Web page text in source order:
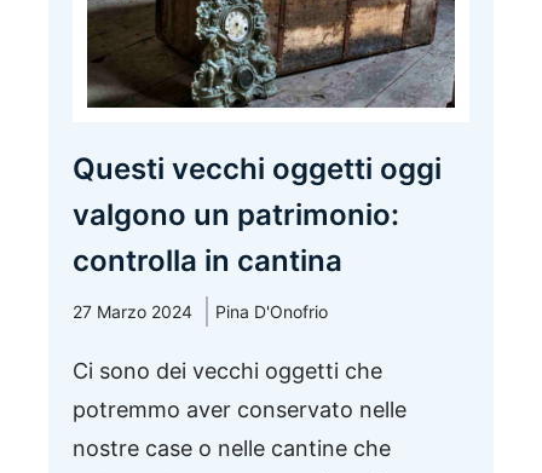
Questi vecchi oggetti oggi
valgono un patrimonio:
controlla in cantina
27 Marzo 2024 Pina D'Onofrio
Ci sono dei vecchi oggetti che
potremmo aver conservato nelle
nostre case o nelle cantine che